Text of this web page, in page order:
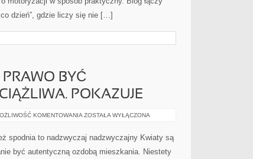
dzień”, gdzie liczy się nie […]
BYĆ
POKAZUJE
KOMENTOWANIA KAŻDA
PRAWO
BYĆ
ORAZ
ZOSTAŁA WYŁĄCZONA
spodnia to nadzwyczaj nadzwyczajny Kwiaty są
być autentyczną ozdobą mieszkania. Niestety